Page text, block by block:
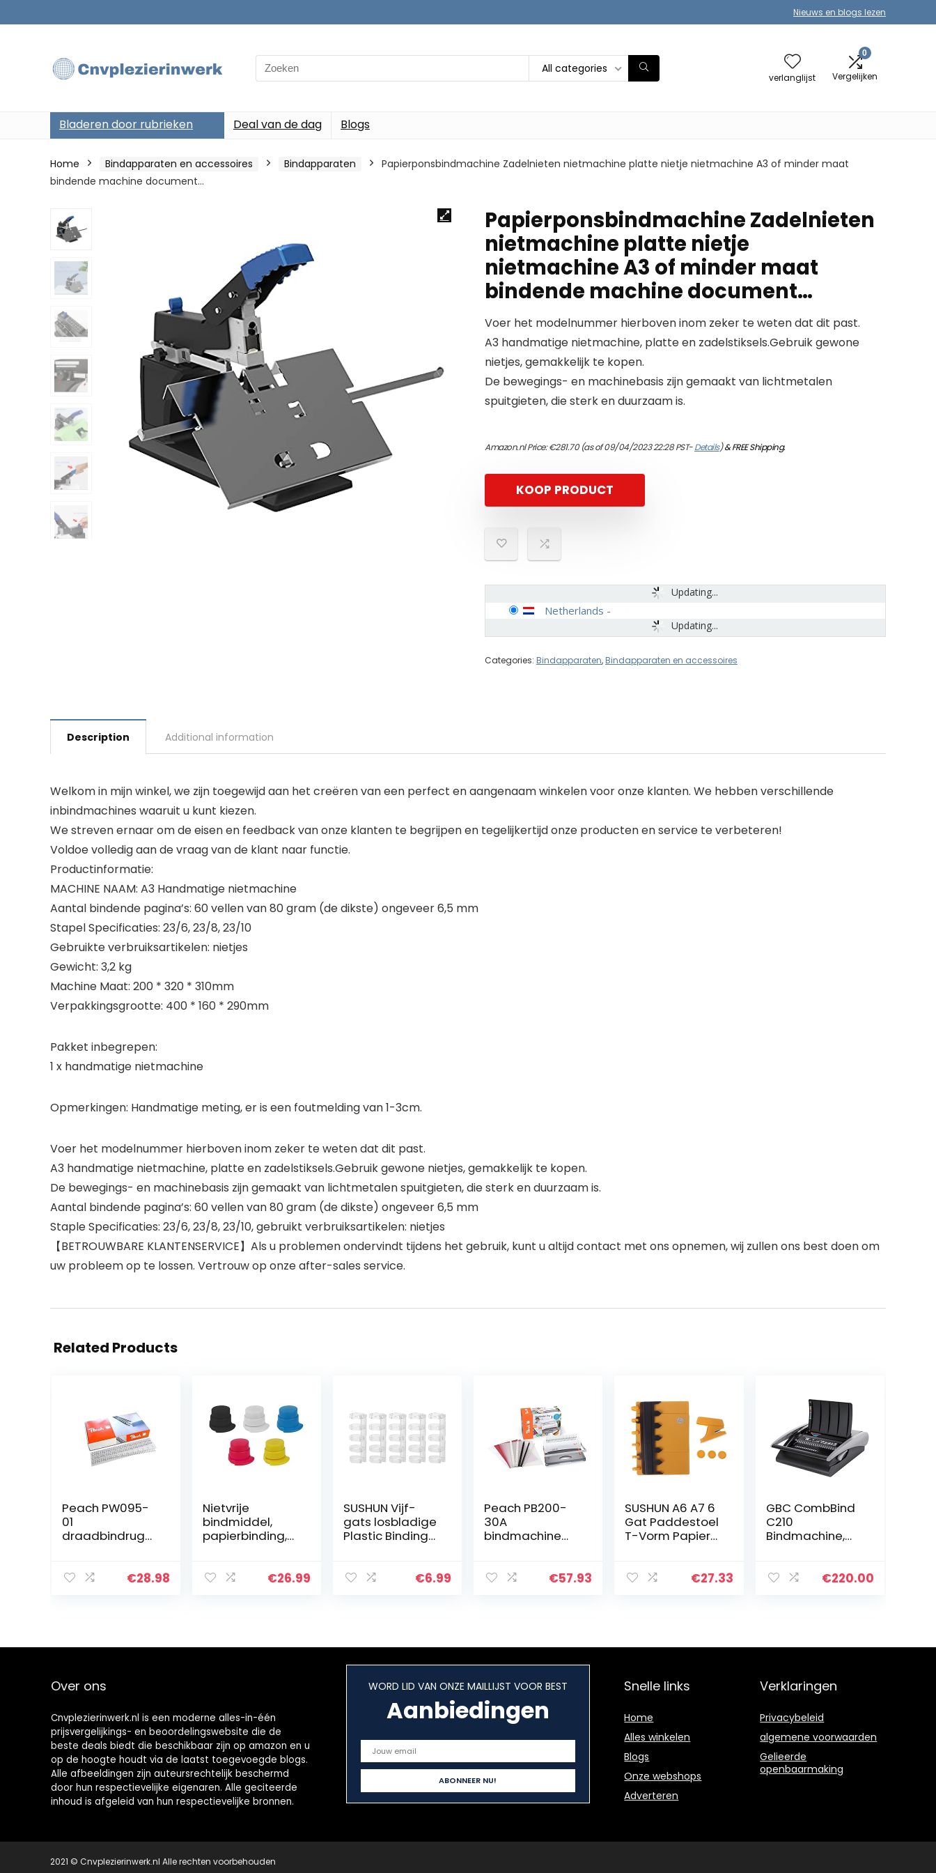
Nieuws en blogs lezen
Search
for:
All categories
verlanglijst
0
Vergelijken
Bladeren door rubrieken Deal van de dag Blogs
Home Bindapparaten en accessoires Bindapparaten
Papierponsbindmachine Zadelnieten nietmachine platte nietje nietmachine A3 of minder maat
bindende machine document…
Papierponsbindmachine Zadelnieten
nietmachine platte nietje
nietmachine A3 of minder maat
bindende machine document…
Voer het modelnummer hierboven inom zeker te weten dat dit past.
A3 handmatige nietmachine, platte en zadelstiksels.Gebruik gewone
nietjes, gemakkelijk te kopen.
De bewegings- en machinebasis zijn gemaakt van lichtmetalen
spuitgieten, die sterk en duurzaam is.
Amazon.nl Price:€281.70(as of 09/04/2023 22:28 PST-Details)&FREE Shipping.
KOOP PRODUCT
Updating...
Updating...
Netherlands -
Categories: Bindapparaten,Bindapparaten en accessoires
Description Additional information
Welkom in mijn winkel, we zijn toegewijd aan het creëren van een perfect en aangenaam winkelen voor onze klanten. We hebben verschillende
inbindmachines waaruit u kunt kiezen.
We streven ernaar om de eisen en feedback van onze klanten te begrijpen en tegelijkertijd onze producten en service te verbeteren!
Voldoe volledig aan de vraag van de klant naar functie.
Productinformatie:
MACHINE NAAM: A3 Handmatige nietmachine
Aantal bindende pagina’s: 60 vellen van 80 gram (de dikste) ongeveer 6,5 mm
Stapel Specificaties: 23/6, 23/8, 23/10
Gebruikte verbruiksartikelen: nietjes
Gewicht: 3,2 kg
Machine Maat: 200 * 320 * 310mm
Verpakkingsgrootte: 400 * 160 * 290mm
Pakket inbegrepen:
1 x handmatige nietmachine
Opmerkingen: Handmatige meting, er is een foutmelding van 1-3cm.
Voer het modelnummer hierboven inom zeker te weten dat dit past.
A3 handmatige nietmachine, platte en zadelstiksels.Gebruik gewone nietjes, gemakkelijk te kopen.
De bewegings- en machinebasis zijn gemaakt van lichtmetalen spuitgieten, die sterk en duurzaam is.
Aantal bindende pagina’s: 60 vellen van 80 gram (de dikste) ongeveer 6,5 mm
Staple Specificaties: 23/6, 23/8, 23/10, gebruikt verbruiksartikelen: nietjes
【BETROUWBARE KLANTENSERVICE】Als u problemen ondervindt tijdens het gebruik, kunt u altijd contact met ons opnemen, wij zullen ons best doen om
uw probleem op te lossen. Vertrouw op onze after-sales service.
Related Products
Peach PW095-
01
draadbindrugg
100 stuks, zilver
€28.98
Nietvrije
bindmiddel,
papierbinding,
ponsen kantoor
€26.99
SUSHUN Vijf-
gats losbladige
Plastic Binding
Schoolbenodigd
€6.99
Peach PB200-
30A
bindmachine
€57.93
SUSHUN A6 A7 6
Gat Paddestoel
T-Vorm Papier
Scrapbooking
€27.33
GBC CombBind
C210
Bindmachine,
Bindcapaciteit
€220.00
Over ons
Cnvplezierinwerk.nl is een moderne alles-in-één
prijsvergelijkings- en beoordelingswebsite die de
beste deals biedt die beschikbaar zijn op amazon en u
op de hoogte houdt via de laatst toegevoegde blogs.
Alle afbeeldingen zijn auteursrechtelijk beschermd
door hun respectievelijke eigenaren. Alle geciteerde
inhoud is afgeleid van hun respectievelijke bronnen.
WORD LID VAN ONZE MAILLIJST VOOR BEST
Aanbiedingen
Snelle links
Home
Alles winkelen
Blogs
Onze webshops
Adverteren
Verklaringen
Privacybeleid
algemene voorwaarden
Gelieerde
openbaarmaking
2021 © Cnvplezierinwerk.nl Alle rechten voorbehouden